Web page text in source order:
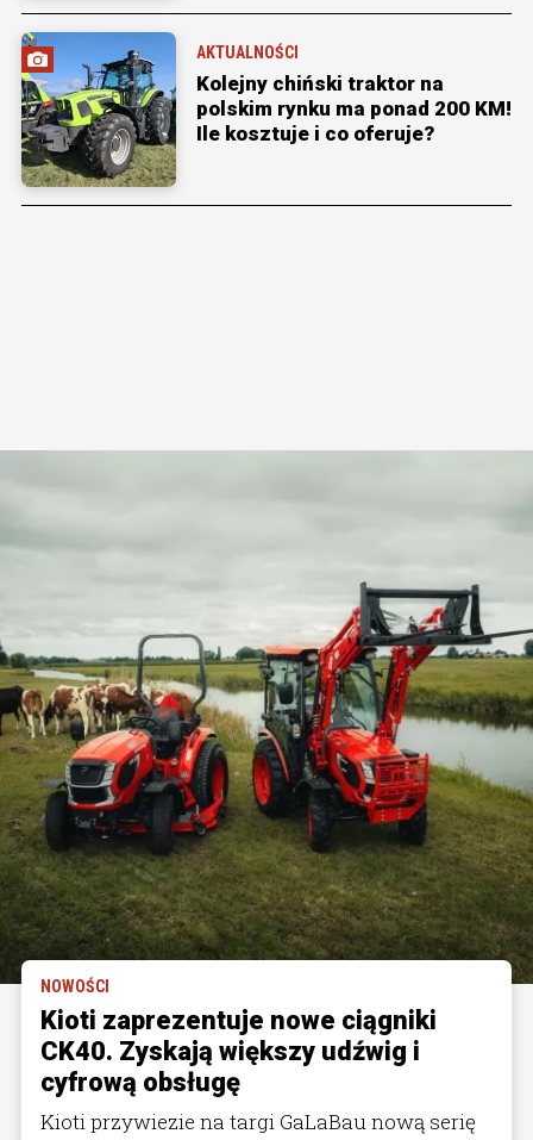
AKTUALNOŚCI
Kolejny chiński traktor na
polskim rynku ma ponad 200 KM!
Ile kosztuje i co oferuje?
NOWOŚCI
Kioti zaprezentuje nowe ciągniki
CK40. Zyskają większy udźwig i
cyfrową obsługę
Kioti przywiezie na targi GaLaBau nową serię